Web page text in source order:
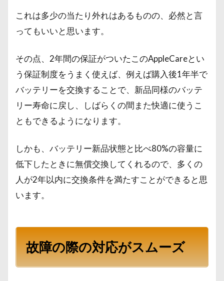
これは多少の当たり外れはあるものの、必然と言
ってもいいと思います。
その点、2年間の保証がついたこのAppleCareとい
う保証制度をうまく使えば、例えば購入後1年半で
バッテリーを交換することで、新品同様のバッテ
リー寿命に戻し、しばらくの間また快適に使うこ
ともできるようになります。
しかも、バッテリー新品状態と比べ80%の容量に
低下したときに無償交換してくれるので、多くの
人が2年以内に交換条件を満たすことができると思
います。
故障の際の対応がスムーズ